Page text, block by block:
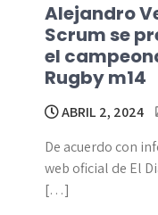
Alejandro
Scrum se
el
Rugby m14
ABRIL 2, 2024
De acuerdo con
web oficial de El
[…]